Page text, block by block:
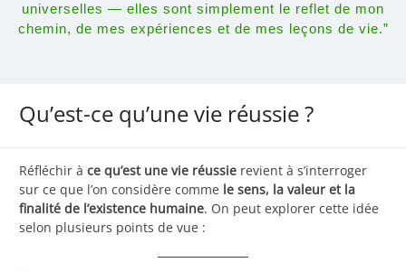
universelles — elles sont simplement le reflet de mon
chemin, de mes expériences et de mes leçons de vie.”
Qu’est-ce qu’une vie réussie ?
Réfléchir à ce qu’est une vie réussie revient à s’interroger
sur ce que l’on considère comme le sens, la valeur et la
finalité de l’existence humaine. On peut explorer cette idée
selon plusieurs points de vue :